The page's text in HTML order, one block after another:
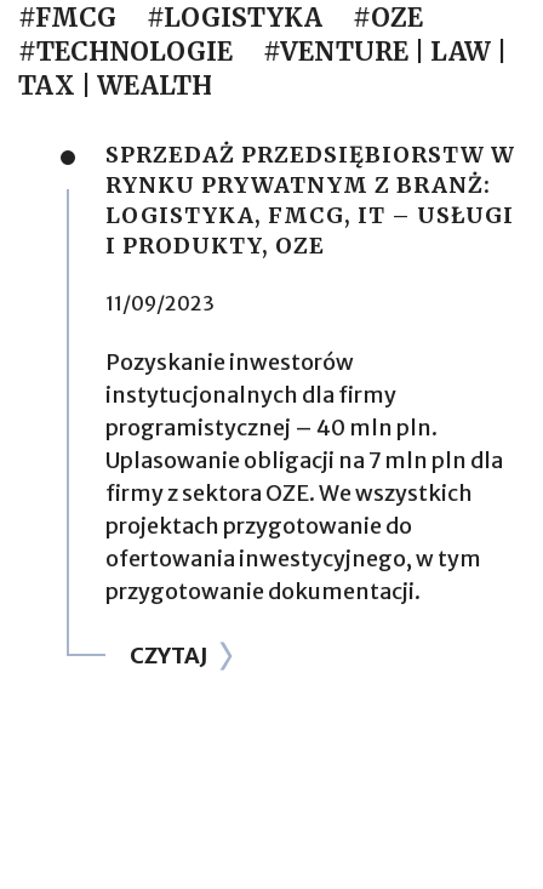
#FMCG #LOGISTYKA
#OZE
#TECHNOLOGIE
#VENTURE | LAW |
TAX | WEALTH
SPRZEDAŻ PRZEDSIĘBIORSTW W
RYNKU PRYWATNYM Z BRANŻ:
LOGISTYKA, FMCG, IT – USŁUGI
I PRODUKTY, OZE
11/09/2023
Pozyskanie inwestorów
instytucjonalnych dla firmy
programistycznej – 40 mln pln.
Uplasowanie obligacji na 7 mln pln dla
firmy z sektora OZE. We wszystkich
projektach przygotowanie do
ofertowania inwestycyjnego, w tym
przygotowanie dokumentacji.
CZYTAJ